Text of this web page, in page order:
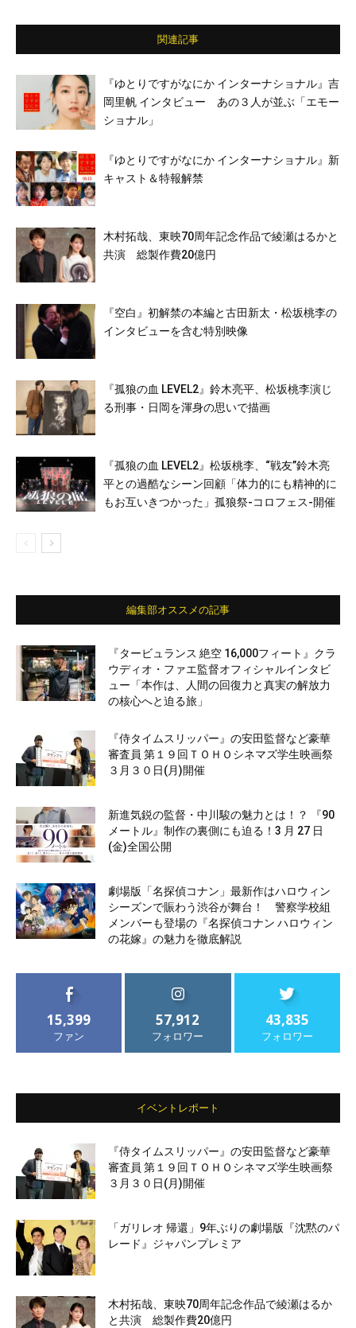
関連記事
『ゆとりですがなにか インターナショナル』吉
岡里帆 インタビュー あの３人が並ぶ「エモー
ショナル」
『ゆとりですがなにか インターナショナル』新
キャスト＆特報解禁
木村拓哉、東映70周年記念作品で綾瀬はるかと
共演 総製作費20億円
『空白』初解禁の本編と古田新太・松坂桃李の
インタビューを含む特別映像
『孤狼の血 LEVEL2』鈴木亮平、松坂桃李演じ
る刑事・日岡を渾身の思いで描画
『孤狼の血 LEVEL2』松坂桃李、“戦友”鈴木亮
平との過酷なシーン回顧「体力的にも精神的に
もお互いきつかった」孤狼祭-コロフェス-開催
編集部オススメの記事
『タービュランス 絶空 16,000フィート』クラ
ウディオ・ファエ監督オフィシャルインタビ
ュー「本作は、人間の回復力と真実の解放力
の核心へと迫る旅」
『侍タイムスリッパー』の安田監督など豪華
審査員 第１９回ＴＯＨＯシネマズ学生映画祭
３月３０日(月)開催
新進気鋭の監督・中川駿の魅力とは！？ 『90
メートル』制作の裏側にも迫る！3 月 27 日
(金)全国公開
劇場版「名探偵コナン」最新作はハロウィン
シーズンで賑わう渋谷が舞台！ 警察学校組
メンバーも登場の『名探偵コナン ハロウィン
の花嫁』の魅力を徹底解説
15,399
ファン
57,912
フォロワー
43,835
フォロワー
イベントレポート
『侍タイムスリッパー』の安田監督など豪華
審査員 第１９回ＴＯＨＯシネマズ学生映画祭
３月３０日(月)開催
「ガリレオ 帰還」9年ぶりの劇場版『沈黙のパ
レード』ジャパンプレミア
木村拓哉、東映70周年記念作品で綾瀬はるか
と共演 総製作費20億円